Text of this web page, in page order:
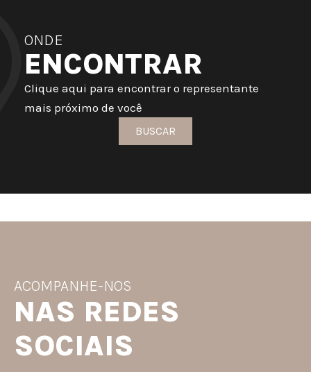
ONDE
ENCONTRAR
Clique aqui para encontrar o representante
mais próximo de você
BUSCAR
ACOMPANHE-NOS
NAS REDES
SOCIAIS